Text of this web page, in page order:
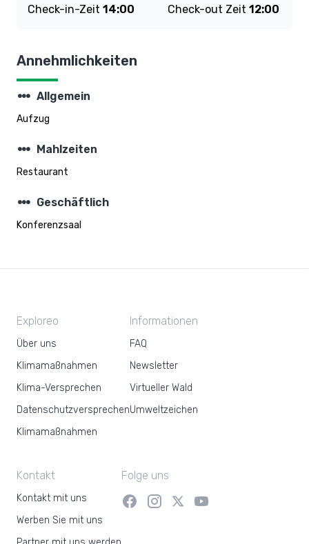
Check-in-Zeit 14:00 Check-out Zeit 12:00
Annehmlichkeiten
steppers Allgemein
Aufzug
steppers Mahlzeiten
Restaurant
steppers Geschäftlich
Konferenzsaal
Exploreo
Über uns
Klimamaßnahmen
Klima-Versprechen
Datenschutzversprechen
Klimamaßnahmen
Informationen
FAQ
Newsletter
Virtueller Wald
Umweltzeichen
Kontakt
Kontakt mit uns
Werben Sie mit uns
Folge uns